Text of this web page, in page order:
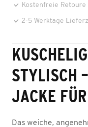
Kostenfreie
2-5 Werktage
STYLISCH
JACKE
Das weiche,